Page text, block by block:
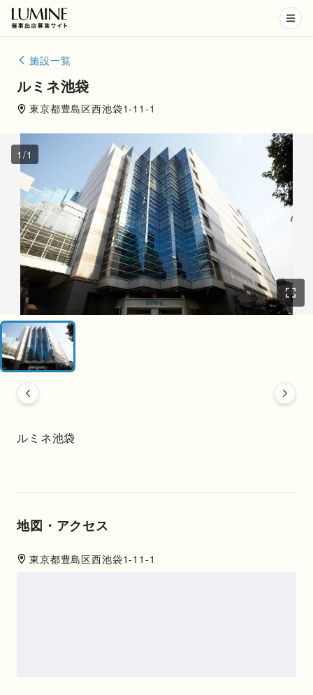
施設一覧
ルミネ池袋
東京都豊島区西池袋1-11-1
1 /1
ルミネ池袋
地図・アクセス
東京都豊島区西池袋1-11-1